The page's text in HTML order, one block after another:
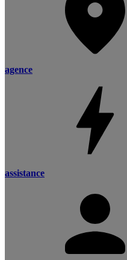
agence
assistance